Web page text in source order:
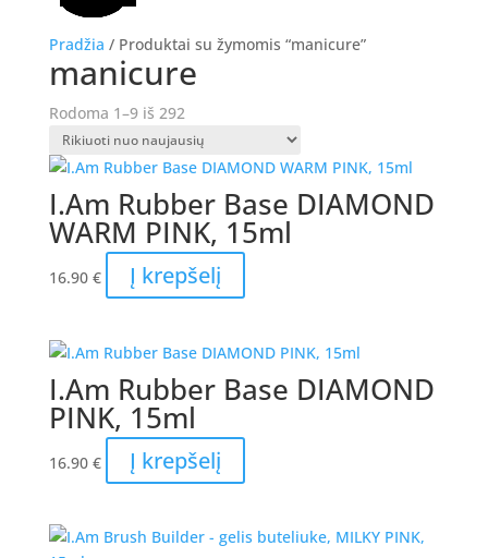
Pradžia / Produktai su žymomis “manicure”
manicure
Rodoma 1–9 iš 292Rūšiuojama
pagal
naujausią
I.Am Rubber Base DIAMOND
WARM PINK, 15ml
16.90 € Į krepšelį
I.Am Rubber Base DIAMOND
PINK, 15ml
16.90 € Į krepšelį